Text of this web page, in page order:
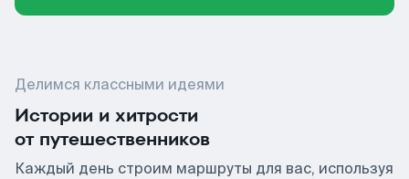
Делимся классными идеями
Истории и хитрости
от путешественников
Каждый день строим маршруты для вас, используя